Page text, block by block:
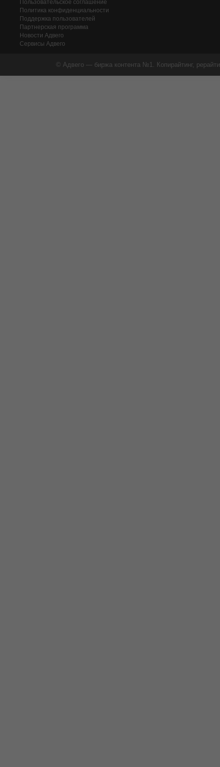
Пользовательское соглашение
Политика конфиденциальности
Поддержка пользователей
Партнерская программа
Новости Адвего
Сервисы Адвего
© Адвего — биржа контента №1. Копирайтинг,